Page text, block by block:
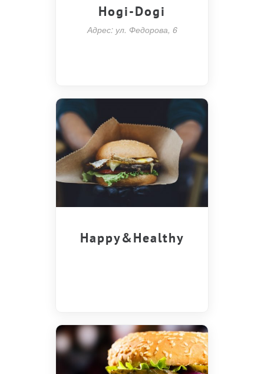
Hogi-Dogi
Адрес: ул. Федорова, 6
Happy&Healthy